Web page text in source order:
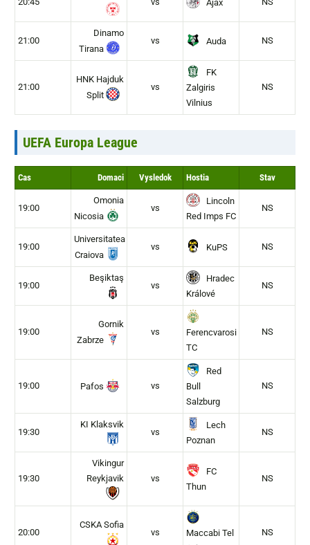
Ajax
21:00
Dinamo
Tirana
vs Auda NS
21:00
HNK Hajduk
Split
vs
FK
Zalgiris
Vilnius
NS
UEFA Europa League
Cas Domaci Vysledok Hostia Stav
19:00
Omonia
Nicosia
vs
Lincoln
Red Imps FC
NS
19:00
Universitatea
Craiova
vs KuPS NS
19:00
Beşiktaş
vs
Hradec
Králové
NS
19:00
Gornik
Zabrze
vs
Ferencvarosi
TC
NS
19:00 Pafos vs
Red
Bull
Salzburg
NS
19:30
KI Klaksvik
vs
Lech
Poznan
NS
19:30
Vikingur
Reykjavik
vs
FC
Thun
NS
20:00
CSKA Sofia
vs
Maccabi Tel
NS